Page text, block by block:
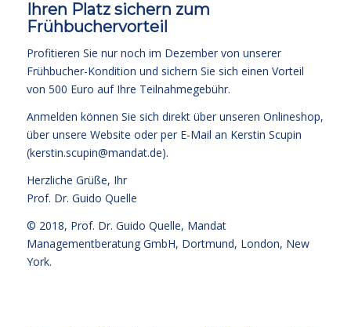
Ihren Platz sichern zum
Frühbuchervorteil
Profitieren Sie nur noch im Dezember von unserer
Frühbucher-Kondition und sichern Sie sich einen Vorteil
von 500 Euro auf Ihre Teilnahmegebühr.
Anmelden können Sie sich direkt über unseren Onlineshop,
über unsere Website oder per E-Mail an Kerstin Scupin
(kerstin.scupin@mandat.de).
Herzliche Grüße, Ihr
Prof. Dr. Guido Quelle
© 2018, Prof. Dr. Guido Quelle, Mandat
Managementberatung GmbH, Dortmund, London, New
York.